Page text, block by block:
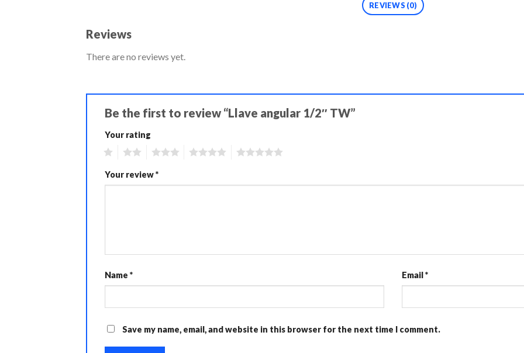
REVIEWS (0)
Reviews
There are no reviews yet.
Be the first to review “Llave angular 1/2″ TW”
Your rating
Your review*
Name * Email*
Save my name, email, and website in this browser for the next time I comment.